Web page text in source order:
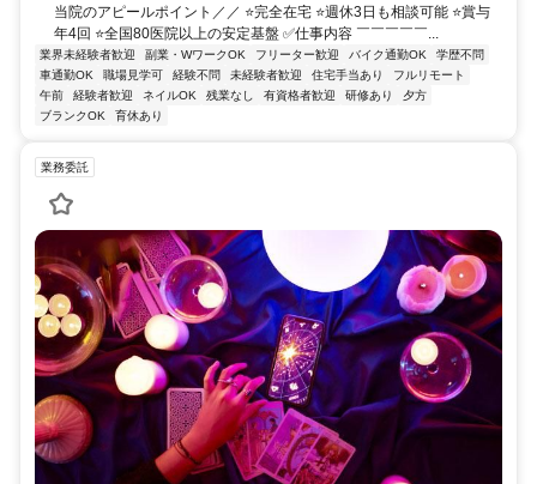
当院のアピールポイント／／ ⭐完全在宅 ⭐週休3日も相談可能 ⭐賞与
年4回 ⭐全国80医院以上の安定基盤 ✅仕事内容 ￣￣￣￣￣...
業界未経験者歓迎 副業・WワークOK フリーター歓迎 バイク通勤OK
学歴不問
車通勤OK
職場見学可 経験不問 未経験者歓迎 住宅手当あり
フルリモート
午前
経験者歓迎 ネイルOK 残業なし 有資格者歓迎 研修あり
夕方
ブランクOK
育休あり
業務委託